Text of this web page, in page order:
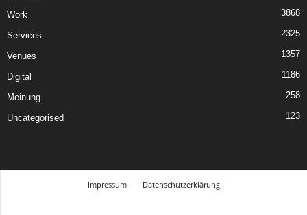
Work 3868
Services 2325
Venues 1357
Digital 1186
Meinung 258
Uncategorised 123
Impressum
Datenschutzerklärung